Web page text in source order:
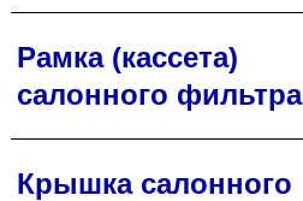
Рамка (кассета)
салонного фильтра
Крышка салонного